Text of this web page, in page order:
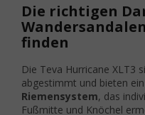
Die richtigen
finden
Die Teva Hurricane XLT3
abgestimmt und bieten ein
Riemensystem, das
Fußmitte und Knöchel